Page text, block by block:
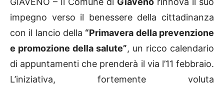
GIAVENO – Il Comune diGiavenorinnova il suo
impegno verso il benessere della cittadinanza
con il lancio della“Primavera della prevenzione
e promozione della salute”, un ricco calendario
di appuntamenti che prenderà il via l’11 febbraio.